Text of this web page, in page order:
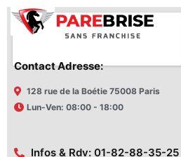
Contact Adresse:
128 rue de la Boétie 75008 Paris
Lun-Ven: 08:00 - 18:00
Infos & Rdv: 01-82-88-35-25